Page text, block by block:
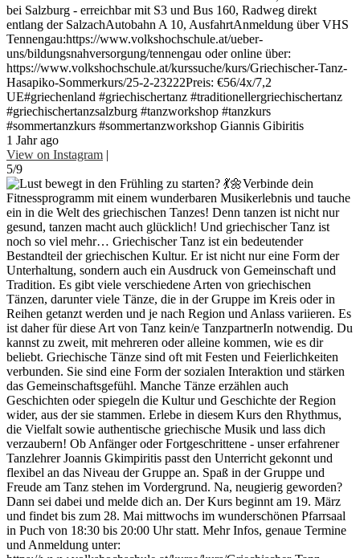
bei Salzburg - erreichbar mit S3 und Bus 160, Radweg direkt
entlang der SalzachAutobahn A 10, AusfahrtAnmeldung über VHS
Tennengau:https://www.volkshochschule.at/ueber-
uns/bildungsnahversorgung/tennengau oder online über:
https://www.volkshochschule.at/kurssuche/kurs/Griechischer-Tanz-
Hasapiko-Sommerkurs/25-2-23222Preis: €56/4x/7,2
UE#griechenland #griechischertanz #traditionellergriechischertanz
#griechischertanzsalzburg #tanzworkshop #tanzkurs
#sommertanzkurs #sommertanzworkshop Giannis Gibiritis
1 Jahr ago
View on Instagram |
5/9